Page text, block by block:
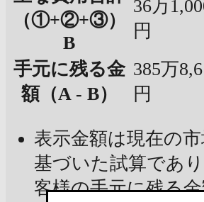
（①+②+③）
B
36万
円
手元に残る金
額（A - B）
385万
円
表示金額は現在の
基づいた試算であ
客様の手元に残る